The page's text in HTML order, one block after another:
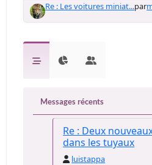
Re : Les voitures miniat...par
Messages récents
Re : Deux
dans les tuyaux
luistappa